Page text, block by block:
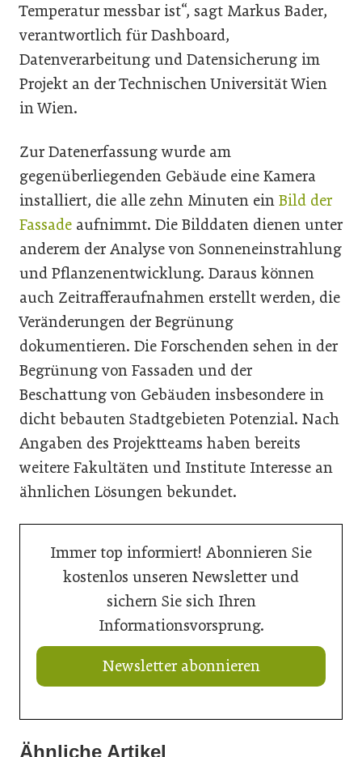
Temperatur messbar ist“, sagt Markus Bader,
verantwortlich für Dashboard,
Datenverarbeitung und Datensicherung im
Projekt an der Technischen Universität Wien
in Wien.
Zur Datenerfassung wurde am
gegenüberliegenden Gebäude eine Kamera
installiert, die alle zehn Minuten ein Bild der
Fassade aufnimmt. Die Bilddaten dienen unter
anderem der Analyse von Sonneneinstrahlung
und Pflanzenentwicklung. Daraus können
auch Zeitrafferaufnahmen erstellt werden, die
Veränderungen der Begrünung
dokumentieren. Die Forschenden sehen in der
Begrünung von Fassaden und der
Beschattung von Gebäuden insbesondere in
dicht bebauten Stadtgebieten Potenzial. Nach
Angaben des Projektteams haben bereits
weitere Fakultäten und Institute Interesse an
ähnlichen Lösungen bekundet.
Immer top informiert! Abonnieren Sie
kostenlos unseren Newsletter und
sichern Sie sich Ihren
Informationsvorsprung.
Newsletter abonnieren
Ähnliche Artikel
20. Juli 2026